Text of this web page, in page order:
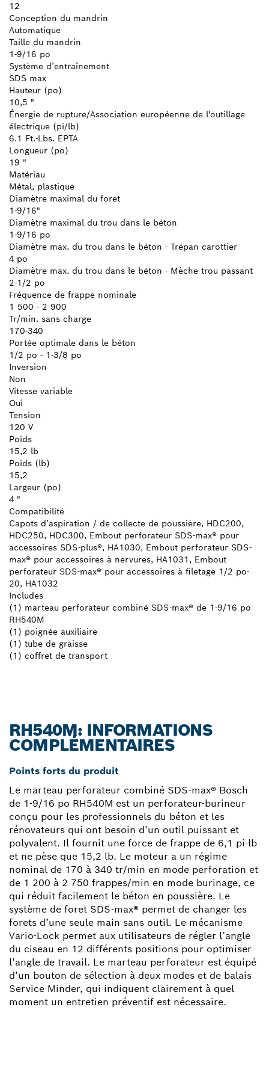
12
Conception du mandrin
Automatique
Taille du mandrin
1-9/16 po
Système d’entraînement
SDS max
Hauteur (po)
10,5 "
Énergie de rupture/Association européenne de l'outillage
électrique (pi/lb)
6.1 Ft.-Lbs. EPTA
Longueur (po)
19 "
Matériau
Métal, plastique
Diamètre maximal du foret
1-9/16"
Diamètre maximal du trou dans le béton
1-9/16 po
Diamètre max. du trou dans le béton - Trépan carottier
4 po
Diamètre max. du trou dans le béton - Mèche trou passant
2-1/2 po
Fréquence de frappe nominale
1 500 - 2 900
Tr/min. sans charge
170-340
Portée optimale dans le béton
1/2 po - 1-3/8 po
Inversion
Non
Vitesse variable
Oui
Tension
120 V
Poids
15,2 lb
Poids (lb)
15,2
Largeur (po)
4 "
Compatibilité
Capots d’aspiration / de collecte de poussière, HDC200,
HDC250, HDC300, Embout perforateur SDS-max® pour
accessoires SDS-plus®, HA1030, Embout perforateur SDS-
max® pour accessoires à nervures, HA1031, Embout
perforateur SDS-max® pour accessoires à filetage 1/2 po-
20, HA1032
Includes
(1) marteau perforateur combiné SDS-max® de 1-9/16 po
RH540M
(1) poignée auxiliaire
(1) tube de graisse
(1) coffret de transport
RH540M: INFORMATIONS
COMPLÉMENTAIRES
Points forts du produit
Le marteau perforateur combiné SDS-max® Bosch
de 1-9/16 po RH540M est un perforateur-burineur
conçu pour les professionnels du béton et les
rénovateurs qui ont besoin d’un outil puissant et
polyvalent. Il fournit une force de frappe de 6,1 pi-lb
et ne pèse que 15,2 lb. Le moteur a un régime
nominal de 170 à 340 tr/min en mode perforation et
de 1 200 à 2 750 frappes/min en mode burinage, ce
qui réduit facilement le béton en poussière. Le
système de foret SDS-max® permet de changer les
forets d’une seule main sans outil. Le mécanisme
Vario-Lock permet aux utilisateurs de régler l’angle
du ciseau en 12 différents positions pour optimiser
l’angle de travail. Le marteau perforateur est équipé
d’un bouton de sélection à deux modes et de balais
Service Minder, qui indiquent clairement à quel
moment un entretien préventif est nécessaire.